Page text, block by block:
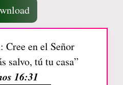
Cree en el Señor
salvo, tú tu casa”
16:31